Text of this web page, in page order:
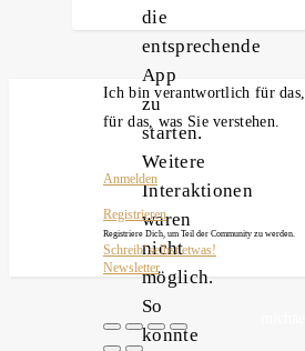
die
entsprechende
App
zu
starten.
Weitere
Interaktionen
waren
nicht
möglich.
So
konnte
Ich bin verantwortlich für
für das, was Sie verstehen.
Anmelden
Registrieren
Registriere Dich, um Teil der Community zu werden.
Schreib' selbst etwas!
Newsletter